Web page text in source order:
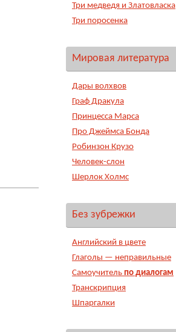
Три медведя и Златовласка
Три поросенка
Мировая литература
Дары волхвов
Граф Дракула
Принцесса Марса
Про Джеймса Бонда
Робинзон Крузо
Человек-слон
Шерлок Холмс
Без зубрежки
Английский в цвете
Глаголы — неправильные
Самоучитель по диалогам
Транскрипция
Шпаргалки